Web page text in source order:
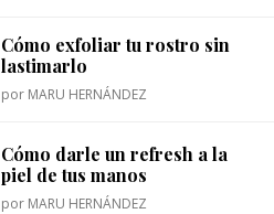
Cómo exfoliar tu rostro sin
lastimarlo
por MARU HERNÁNDEZ
Cómo darle un refresh a la
piel de tus manos
por MARU HERNÁNDEZ